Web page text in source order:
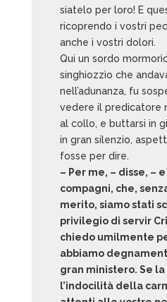
siatelo per loro! E
ricoprendo i vostri
anche i vostri dolori.
Qui un sordo
singhiozzìo che
nell’adunanza, fu
vedere il predicatore
al collo, e buttarsi in
in gran silenzio,
fosse per dire.
– Per me, – disse, –
compagni, che,
merito, siamo stati
privilegio di servir
chiedo umilmente
abbiamo
gran ministero. Se
l’indocilità della